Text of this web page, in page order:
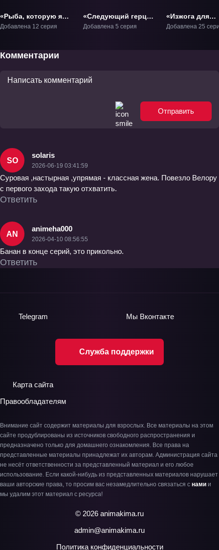
«Рыба, которую я
упустила, большая,
больше» ТВ-1
Добавлена 12 серия
«Следующий герцог,
который скажет: «Я
Добавлена 5 серия
«Изжога для
монарха» ТВ-1
Добавлена 25
Комментарии
Отправить
SO
solaris
2026-06-19 03:41:59
Суровая ,настырная ,упрямая - классная жена. Повезло Велору
с первого захода такую отхватить.
Ответить
AN
animeha000
2026-04-10 08:56:55
Банан в конце серий, это прикольно.
Ответить
Служба поддержки
Telegram Мы Вконтакте
Карта сайта
Правообладателям
Внимание сайт содержит материалы для взрослых. Все материалы на этом
сайте продублированы из источников свободного распространения и
предназначено только для домашнего ознакомления. Все права на
представленные материалы принадлежат их авторам. Администрация сайта
не несёт ответственности за представленный материал и его любое
использование. Если какой-нибудь из представленных материалов нарушает
ваши авторские права, то просим вас незамедлительно связаться с нами и
мы удалим этот материал с ресурса!
© 2026 animakima.ru
admin@animakima.ru
Политика конфиденциальности